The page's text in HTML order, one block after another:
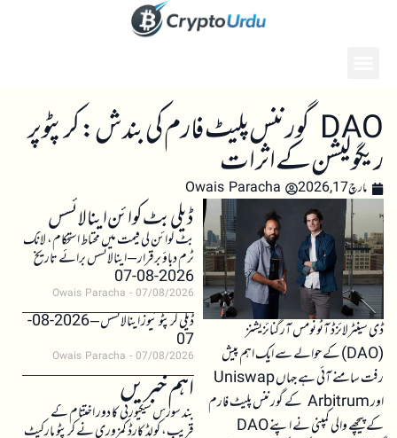
DAO گورننس پلیٹ فارم کی بندش: کرپٹو پر
ریگولیشن کے اثرات
مارچ 17, 2026 Owais Paracha
ڈی سینٹرلائزڈ آٹونومس آرگنائزیشنز
(DAO) کے حوالے سے ایک اہم پیش
رفت سامنے آئی ہے جہاں Uniswap
اور Arbitrum کے گورننس پلیٹ فارم
کے پیچھے والی کمپنی نے اپنے DAO
ڈیلی بٹ کوائن اینالائسس
بٹ کوائن کی قیمت میں محتاط استحکام، لانگ
ٹرم دباؤ برقرار – اینالائسس برائے تاریخ
2026-08-07
Owais Paracha 07/08/2026
ڈیلی کرپٹو نیوز اینالائسس – 2026-08-
07
Owais Paracha 07/08/2026
اہم خبریں
بند سورس سیکیورٹی کا دور اختتام کے
قریب، کولڈ کارڈ کمزوری نے کرپٹو مارکیٹ